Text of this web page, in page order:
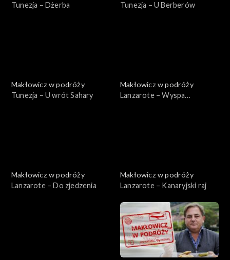
Tunezja – Dżerba
Tunezja – U Berberów
Makłowicz w podróży
Tunezja – U wrót Sahary
Makłowicz w podróży
Lanzarote – Wyspa
Makłowicz w podróży
Lanzarote – Do zjedzenia
Makłowicz w podróży
Lanzarote – Kanaryjski raj